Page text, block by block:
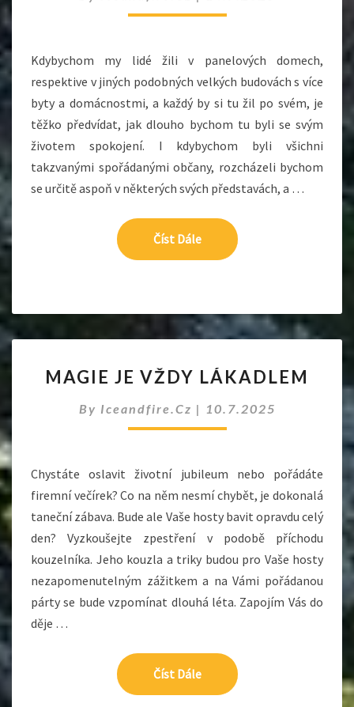
Kdybychom my lidé žili v panelových domech,
respektive v jiných podobných velkých budovách s více
byty a domácnostmi, a každý by si tu žil po svém, je
těžko předvídat, jak dlouho bychom tu byli se svým
životem spokojení. I kdybychom byli všichni
takzvanými spořádanými občany, rozcházeli bychom
se určitě aspoň v některých svých představách, a …
Číst DáleČíst Dále
JE
LÁKADLEM
MAGIE JE VŽDY LÁKADLEM
By Iceandfire.cz | 10.7.2025
Chystáte oslavit životní jubileum nebo pořádáte
firemní večírek? Co na něm nesmí chybět, je dokonalá
taneční zábava. Bude ale Vaše hosty bavit opravdu celý
den? Vyzkoušejte zpestření v podobě příchodu
kouzelníka. Jeho kouzla a triky budou pro Vaše hosty
nezapomenutelným zážitkem a na Vámi pořádanou
párty se bude vzpomínat dlouhá léta. Zapojím Vás do
děje …
Číst DáleČíst Dále